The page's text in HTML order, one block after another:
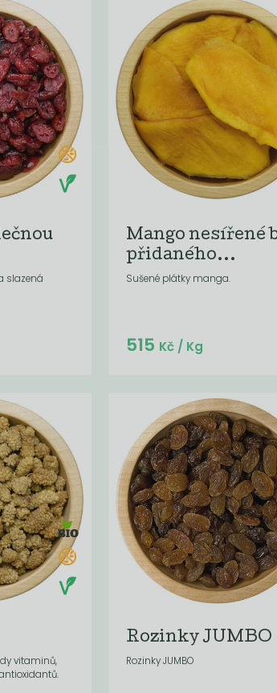
slazená
Mango nesířené
přidaného...
Sušené plátky manga.
Do košíku:
515 Kč/ Kg
vitaminů,
Rozinky JUMBO
Rozinky JUMBO